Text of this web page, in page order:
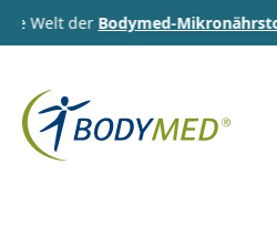
derBodymed-Mikronährstoffe